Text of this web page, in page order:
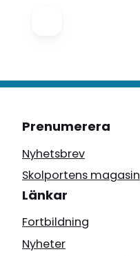
Prenumerera
Nyhetsbrev
Skolportens magasin
Länkar
Fortbildning
Nyheter